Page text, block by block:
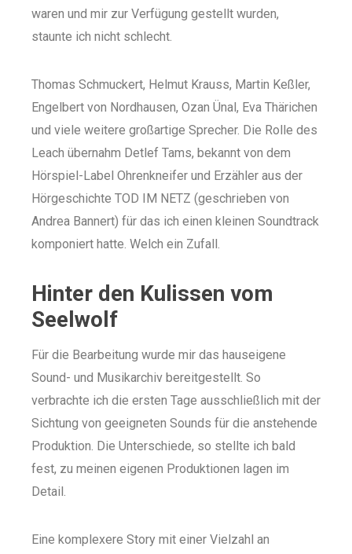
waren und mir zur Verfügung gestellt wurden,
staunte ich nicht schlecht.
Thomas Schmuckert, Helmut Krauss, Martin Keßler,
Engelbert von Nordhausen, Ozan Ünal, Eva Thärichen
und viele weitere großartige Sprecher. Die Rolle des
Leach übernahm Detlef Tams, bekannt von dem
Hörspiel-Label Ohrenkneifer und Erzähler aus der
Hörgeschichte TOD IM NETZ (geschrieben von
Andrea Bannert) für das ich einen kleinen Soundtrack
komponiert hatte. Welch ein Zufall.
Hinter den Kulissen vom
Seelwolf
Für die Bearbeitung wurde mir das hauseigene
Sound- und Musikarchiv bereitgestellt. So
verbrachte ich die ersten Tage ausschließlich mit der
Sichtung von geeigneten Sounds für die anstehende
Produktion. Die Unterschiede, so stellte ich bald
fest, zu meinen eigenen Produktionen lagen im
Detail.
Eine komplexere Story mit einer Vielzahl an